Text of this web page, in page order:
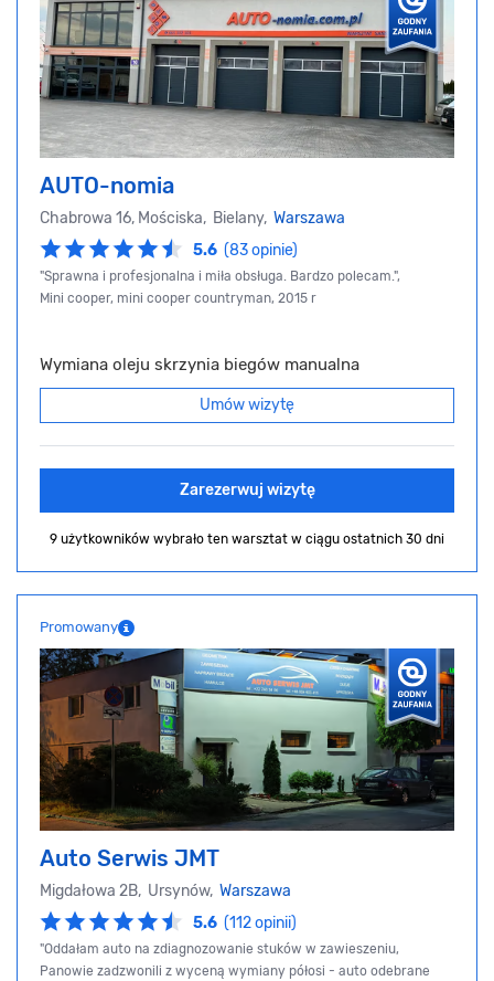
AUTO-nomia
Chabrowa 16, Mościska, Bielany, Warszawa
5.6 (83 opinie)
"Sprawna i profesjonalna i miła obsługa. Bardzo polecam.",
Mini cooper, mini cooper countryman, 2015 r
Wymiana oleju skrzynia biegów manualna
Umów wizytę
Zarezerwuj wizytę
9 użytkowników wybrało ten warsztat w ciągu ostatnich 30 dni
Promowany
Auto Serwis JMT
Migdałowa 2B, Ursynów, Warszawa
5.6 (112 opinii)
"Oddałam auto na zdiagnozowanie stuków w zawieszeniu,
Panowie zadzwonili z wyceną wymiany półosi - auto odebrane